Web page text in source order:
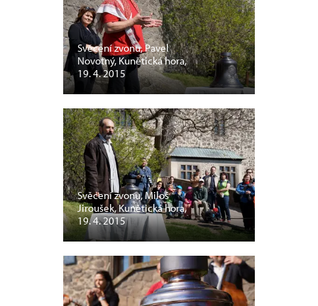
Svěcení zvonu, Pavel
Novotný, Kunětická hora,
19. 4. 2015
Svěcení zvonu, Miloš
Jiroušek, Kunětická hora,
19. 4. 2015